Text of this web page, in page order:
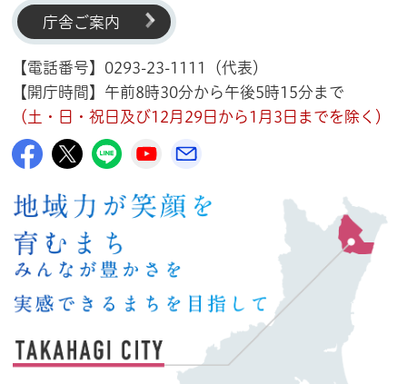
庁舎ご案内
【電話番号】0293-23-1111（代表）
【開庁時間】午前8時30分から午後5時15分まで
（土・日・祝日及び12月29日から1月3日までを除く）
高萩市公式Facebook
高萩市公式X
高萩市公式LINE
高萩市YouTube公式チャンネル